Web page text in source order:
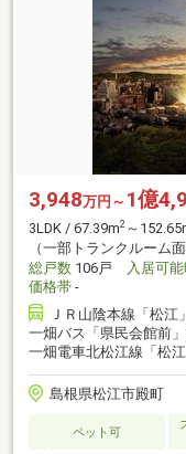
3,948万円～ 1億
3LDK / 67.39m2 ～
（一部トランクルーム
総戸数 106戸 入居可
価格帯 -
ＪＲ山陰本線「松江
一畑バス「県民会館前
一畑電車北松江線「松
島根県松江市殿町
ペット可